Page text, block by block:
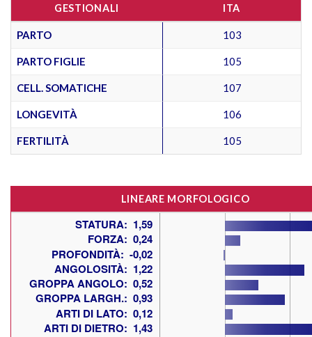
GESTIONALI ITA
PARTO 103
PARTO FIGLIE 105
CELL. SOMATICHE 107
LONGEVITÀ 106
FERTILITÀ 105
LINEARE MORFOLOGICO